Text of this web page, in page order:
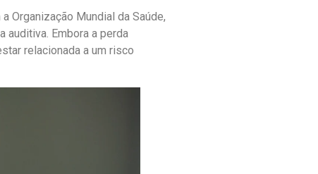
Organização Mundial da Saúde,
Embora a perda
relacionada a um risco